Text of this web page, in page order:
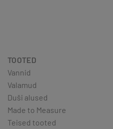
TOOTED
Vannid
Valamud
Duši alused
Made to Measure
Teised tooted